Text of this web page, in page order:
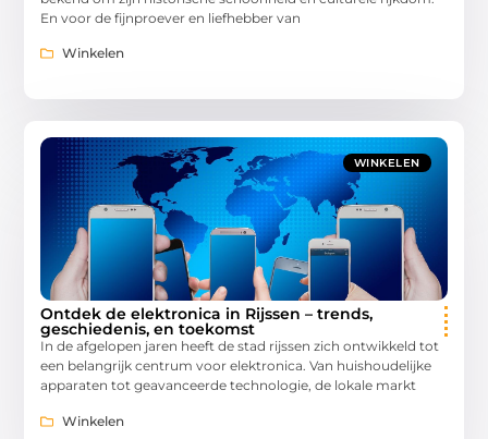
En voor de fijnproever en liefhebber van
Winkelen
WINKELEN
Ontdek de elektronica in Rijssen – trends,
geschiedenis, en toekomst
In de afgelopen jaren heeft de stad rijssen zich ontwikkeld tot
een belangrijk centrum voor elektronica. Van huishoudelijke
apparaten tot geavanceerde technologie, de lokale markt
Winkelen